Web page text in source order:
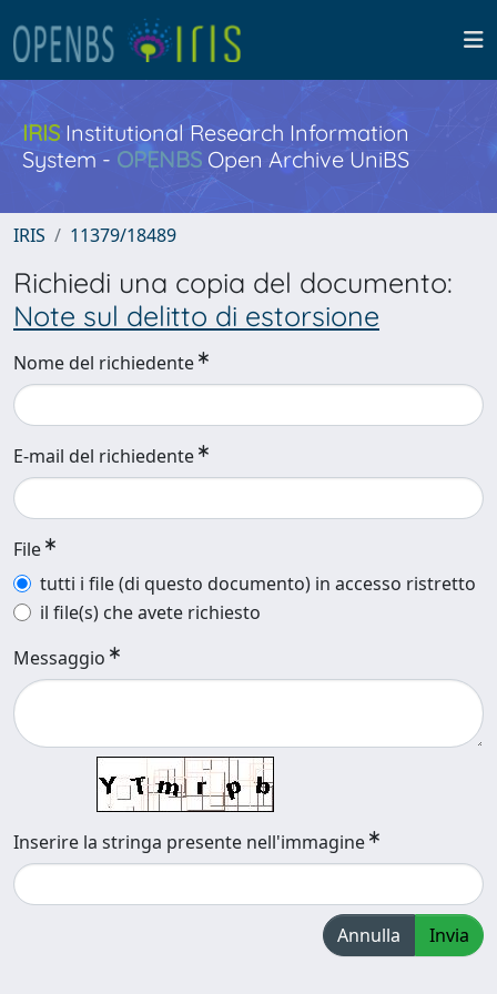
IRISInstitutional Research Information
System - OPENBS Open Archive UniBS
IRIS 11379/18489
Richiedi una copia del documento:
Note sul delitto di estorsione
Nome del richiedente
E-mail del richiedente
File
tutti i file (di questo documento) in accesso ristretto
il file(s) che avete richiesto
Messaggio
Inserire la stringa presente nell'immagine
Annulla Invia